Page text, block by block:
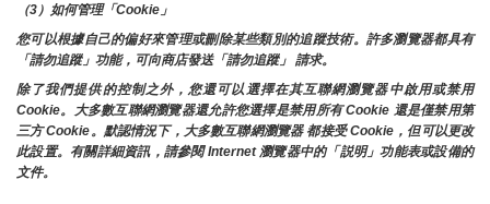
（3）如何管理「Cookie」
您可以根據自己的偏好來管理或刪除某些類別的追蹤技術。許多瀏覽器都具有
「請勿追蹤」功能，可向商店發送「請勿追蹤」 請求。
除了我們提供的控制之外，您還可以選擇在其互聯網瀏覽器中啟用或禁用
Cookie。大多數互聯網瀏覽器還允許您選擇是禁用所有 Cookie 還是僅禁用第
三方 Cookie。默認情況下，大多數互聯網瀏覽器 都接受 Cookie，但可以更改
此設置。有關詳細資訊，請參閱 Internet 瀏覽器中的「説明」功能表或設備的
文件。